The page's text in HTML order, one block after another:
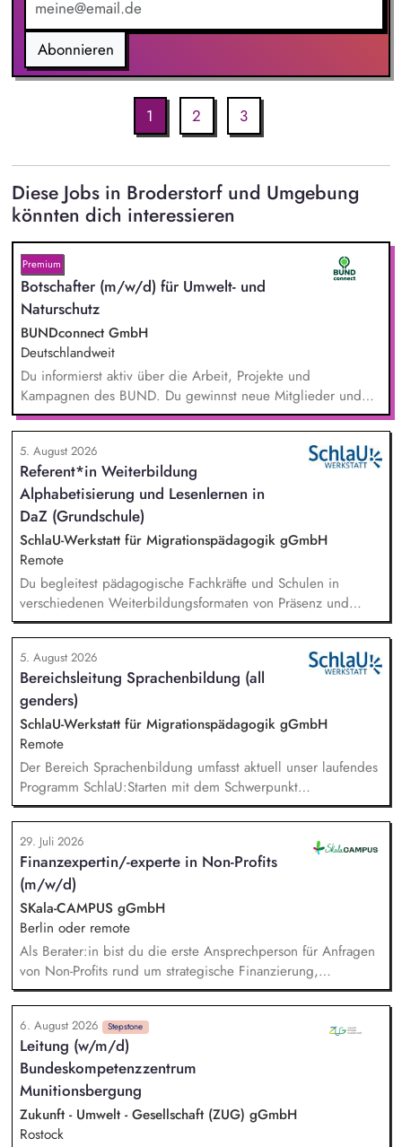
Abonnieren
1 2 3
Diese Jobs in Broderstorf und Umgebung
könnten dich interessieren
Premium
Botschafter (m/w/d) für Umwelt- und
Naturschutz
BUNDconnect GmbH
Deutschlandweit
Du informierst aktiv über die Arbeit, Projekte und
Kampagnen des BUND. Du gewinnst neue Mitglieder und
stärkst damit langfristig den Umwelt- und Naturschutz. Du
beantwortest Fragen zu Umwelt-, Arten- und Klimaschutz nach
bestem Wissen und Gewissen. Du unterstützt Kampagnen
und Aktionen, beispielsweise durch das Sammeln von
Unterschriften für Petitionen.
5. August 2026
Referent*in Weiterbildung
Alphabetisierung und Lesenlernen in
DaZ (Grundschule)
SchlaU-Werkstatt für Migrationspädagogik gGmbH
Remote
Du begleitest pädagogische Fachkräfte und Schulen in
verschiedenen Weiterbildungsformaten von Präsenz und
Online-Workshops bis hin zu pädogischen Tagen und erstellst
Online-Selbstlernkurse für unsere Plattform schlau-lernen.org.
Die inhaltlichen Schwerpunkte liegen dabei auf den
Bereichen Lesen lernen, Mehrsprachigkeitsbewusstsein und
Alphabetisierung in der Grundschule.
5. August 2026
Bereichsleitung Sprachenbildung (all
genders)
SchlaU-Werkstatt für Migrationspädagogik gGmbH
Remote
Der Bereich Sprachenbildung umfasst aktuell unser laufendes
Programm SchlaU:Starten mit dem Schwerpunkt
"Alphabetisierung in DaZ für die Grundschule" sowie
zukünftig weitere auf Unterrichtsmaterial bezogene Projekte
mit den Schwerpunkten sprachensensibles und
rassismuskritisches Deutschlernen von der Grundschule bis in
die Berufliche Bildung. Der Bereich Sprachenbildung
entwickelt in seinen Projekten dazu zielgruppengerechte und
innovative Unterrichtsmaterialien und begleitet pädagogische
Fachkräfte mit daran angeschlossenen
Weiterbildungsangeboten online wie offline.
29. Juli 2026
Finanzexpertin/-experte in Non-Profits
(m/w/d)
SKala-CAMPUS gGmbH
Berlin oder remote
Als Berater:in bist du die erste Ansprechperson für Anfragen
von Non-Profits rund um strategische Finanzierung,
Finanzmanagement und Fundraising. Dabei entwickelst du
den gesamten Prozess von der Anfrage über
Angebotserstellung bis zur eigenverantwortlichen Umsetzung.
Auf Basis der jeweiligen Herausforderungen entwickelst du
passgenaue Beratungsprozesse und berätst Organisationen zu
zentralen Fragen ihrer finanziellen Steuerung und
strategischen Weiterentwicklung.
6. August 2026 Stepstone
Leitung (w/m/d)
Bundeskompetenzzentrum
Munitionsbergung
Zukunft - Umwelt - Gesellschaft (ZUG) gGmbH
Rostock